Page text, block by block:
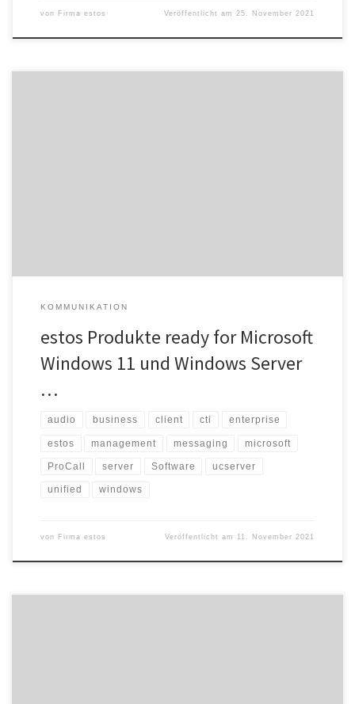
von Firma estos Veröffentlicht am 25. November 2021
KOMMUNIKATION
estos Produkte ready for Microsoft
Windows 11 und Windows Server
…
audio business client cti enterprise
estos management messaging microsoft
ProCall server Software ucserver
unified windows
von Firma estos Veröffentlicht am 11. November 2021